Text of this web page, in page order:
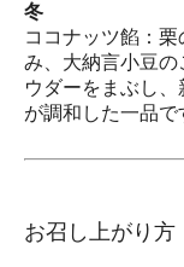
冬
ココナッツ餡：
み、大納言小豆
ウダーをまぶし
が調和した一品で
お召し上がり方